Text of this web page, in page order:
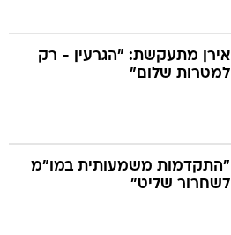
אירן מתעקשת: "הגרעין - רק
למטרות שלום"
"התקדמות משמעותית במו"מ
לשחרור שליט"